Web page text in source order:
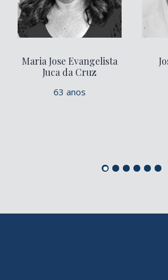
Maria Jose Evangelista
Juca da Cruz
63 anos